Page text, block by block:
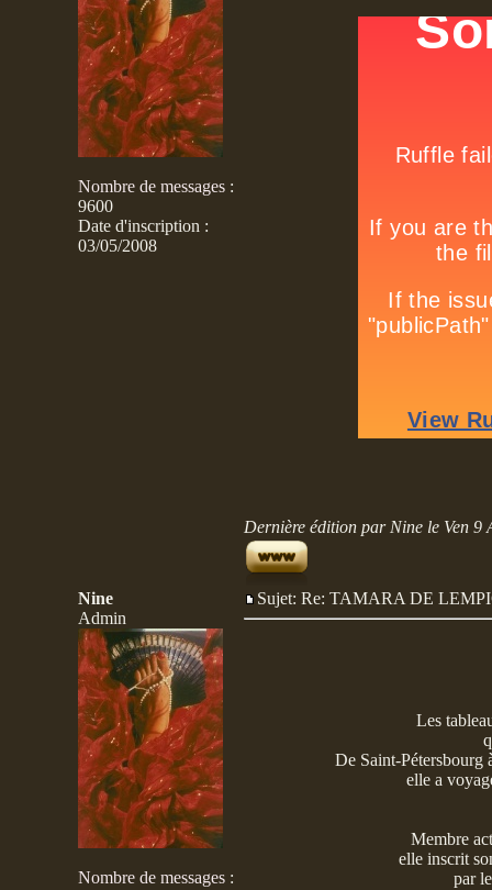
Nombre de messages :
9600
Date d'inscription :
03/05/2008
Dernière édition par Nine le Ven 9
Nine
Admin
Nombre de messages :
Sujet: Re: TAMARA DE
Les
De Saint-Pétersbourg
elle a
Membre
elle inscrit
par